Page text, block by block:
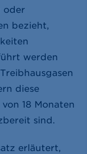
oder
bezieht,
werden
diese
18 Monaten
sind.
erläutert,